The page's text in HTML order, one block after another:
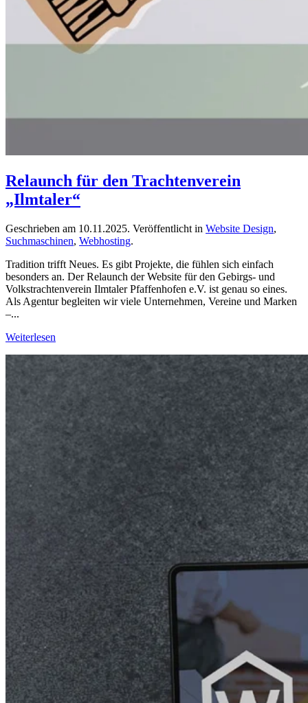
Relaunch für den Trachtenverein
„Ilmtaler“
Geschrieben am 10.11.2025. Veröffentlicht in Website Design,
Suchmaschinen, Webhosting.
Tradition trifft Neues. Es gibt Projekte, die fühlen sich einfach
besonders an. Der Relaunch der Website für den Gebirgs- und
Volkstrachtenverein Ilmtaler Pfaffenhofen e.V. ist genau so eines.
Als Agentur begleiten wir viele Unternehmen, Vereine und Marken
–...
Weiterlesen